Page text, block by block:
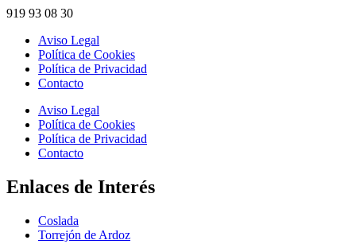
919 93 08 30
Aviso Legal
Política de Cookies
Política de Privacidad
Contacto
Aviso Legal
Política de Cookies
Política de Privacidad
Contacto
Enlaces de Interés
Coslada
Torrejón de Ardoz